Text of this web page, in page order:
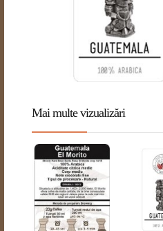
Mai multe vizualizări